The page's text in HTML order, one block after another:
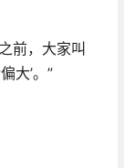
前，大家叫
大’。”